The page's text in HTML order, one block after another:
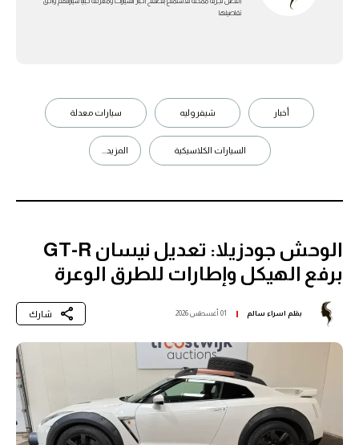
تفاصيلها
أخبار شيفروليه سيارات معدلة
السيارات الكلاسيكية المزيد...
الوحش جودزيلا: تعديل نيسان GT-R
برفع الهيكل وإطارات للطرق الوعرة
بقلم اسراء سالم 01 أغسطس 2026 شارك